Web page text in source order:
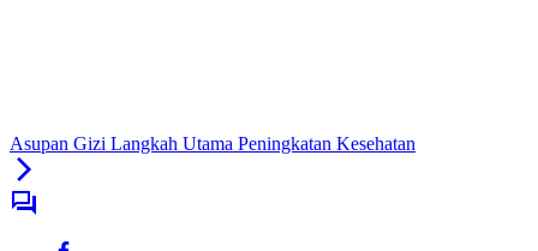
Asupan Gizi Langkah Utama Peningkatan Kesehatan